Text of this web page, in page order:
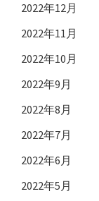
2022年12月
2022年11月
2022年10月
2022年9月
2022年8月
2022年7月
2022年6月
2022年5月